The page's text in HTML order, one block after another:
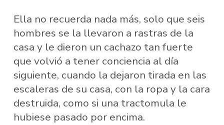
Ella no recuerda nada más, solo que seis
hombres se la llevaron a rastras de la
casa y le dieron un cachazo tan fuerte
que volvió a tener conciencia al día
siguiente, cuando la dejaron tirada en las
escaleras de su casa, con la ropa y la cara
destruida, como si una tractomula le
hubiese pasado por encima.